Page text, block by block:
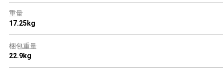
重量
17.25kg
梱包重量
22.9kg